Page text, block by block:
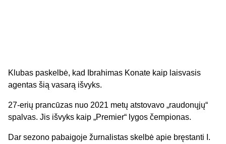
Klubas paskelbė, kad Ibrahimas Konate kaip laisvasis
agentas šią vasarą išvyks.
27-erių prancūzas nuo 2021 metų atstovavo „raudonųjų“
spalvas. Jis išvyks kaip „Premier“ lygos čempionas.
Dar sezono pabaigoje žurnalistas skelbė apie bręstanti I.